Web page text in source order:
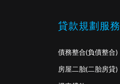
貸款規劃服務
債務整合(負債整合)
房屋二胎(二胎房貸)